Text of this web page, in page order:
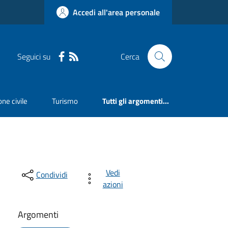
Accedi all'area personale
Seguici su Cerca
civile Turismo Tutti gli argomenti...
Condividi
Vedi
azioni
Argomenti